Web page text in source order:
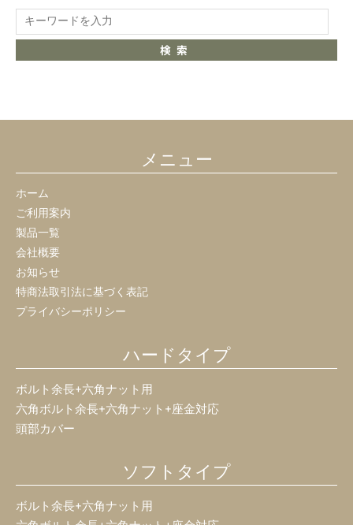
検索
メニュー
ホーム
ご利用案内
製品一覧
会社概要
お知らせ
特商法取引法に基づく表記
プライバシーポリシー
ハードタイプ
ボルト余長+六角ナット用
六角ボルト余長+六角ナット+座金対応
頭部カバー
ソフトタイプ
ボルト余長+六角ナット用